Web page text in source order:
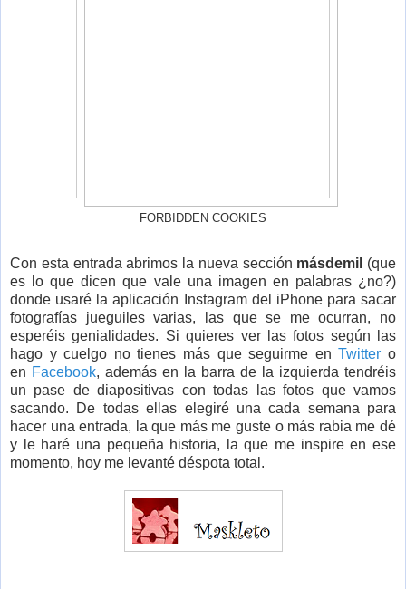
FORBIDDEN COOKIES
Con esta entrada abrimos la nueva sección másdemil (que
es lo que dicen que vale una imagen en palabras ¿no?)
donde usaré la aplicación Instagram del iPhone para sacar
fotografías jueguiles varias, las que se me ocurran, no
esperéis genialidades. Si quieres ver las fotos según las
hago y cuelgo no tienes más que seguirme enTwitter o
en Facebook, además en la barra de la izquierda tendréis
un pase de diapositivas con todas las fotos que vamos
sacando. De todas ellas elegiré una cada semana para
hacer una entrada, la que más me guste o más rabia me dé
y le haré una pequeña historia, la que me inspire en ese
momento, hoy me levanté déspota total.